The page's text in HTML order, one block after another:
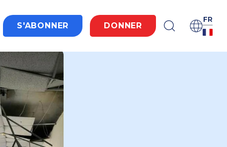
S'ABONNER DONNER
FR